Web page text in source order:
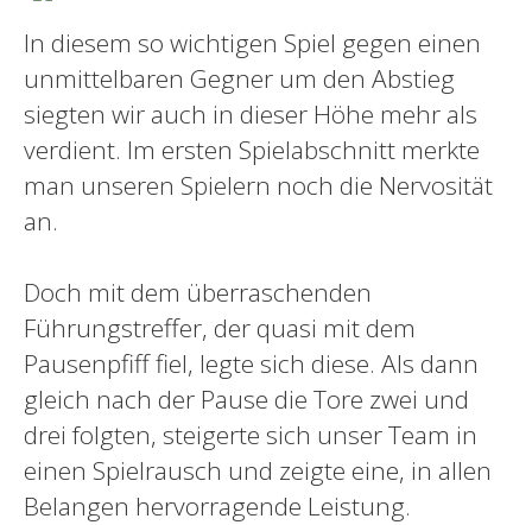
In diesem so wichtigen Spiel gegen einen
unmittelbaren Gegner um den Abstieg
siegten wir auch in dieser Höhe mehr als
verdient. Im ersten Spielabschnitt merkte
man unseren Spielern noch die Nervosität
an.
Doch mit dem überraschenden
Führungstreffer, der quasi mit dem
Pausenpfiff fiel, legte sich diese. Als dann
gleich nach der Pause die Tore zwei und
drei folgten, steigerte sich unser Team in
einen Spielrausch und zeigte eine, in allen
Belangen hervorragende Leistung.